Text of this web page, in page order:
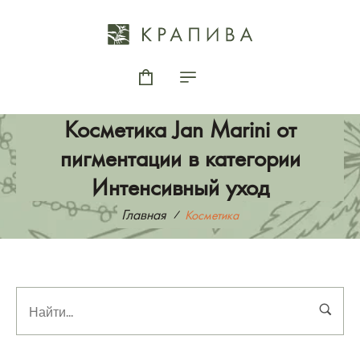
Косметика Jan Marini от
пигментации в категории
Интенсивный уход
Главная Косметика